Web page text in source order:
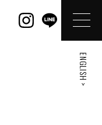
ENGLISH >